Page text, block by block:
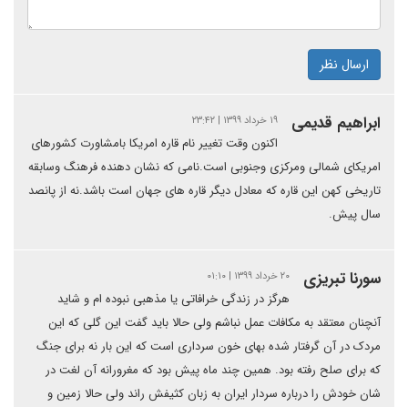
ارسال نظر
ابراهیم قدیمی ۱۹ خرداد ۱۳۹۹ | ۲۳:۴۲
اکنون وقت تغییر نام قاره امریکا بامشاورت کشورهای
امریکای شمالی ومرکزی وجنوبی است.نامی که نشان دهنده فرهنگ وسابقه
تاریخی کهن این قاره که معادل دیگر قاره های جهان است باشد.نه از پانصد
سال پیش.
سورنا تبریزی ۲۰ خرداد ۱۳۹۹ | ۰۱:۱۰
هرگز در زندگی خرافاتی یا مذهبی نبوده ام و شاید
آنچنان معتقد به مکافات عمل نباشم ولی حالا باید گفت این گلی که این
مردک در آن گرفتار شده بهای خون سرداری است که این بار نه برای جنگ
که برای صلح رفته بود. همین چند ماه پیش بود که مغرورانه آن لغت در
شان خودش را درباره سردار ایران به زبان کثیفش راند ولی حالا زمین و